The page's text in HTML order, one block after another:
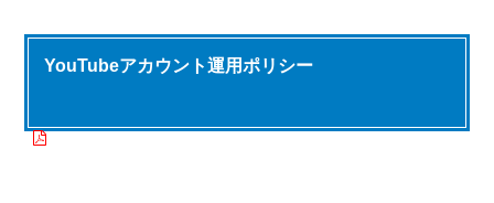
YouTubeアカウント運用ポリシー